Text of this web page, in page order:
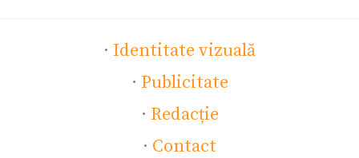
· Identitate vizuală
· Publicitate
· Redacție
· Contact